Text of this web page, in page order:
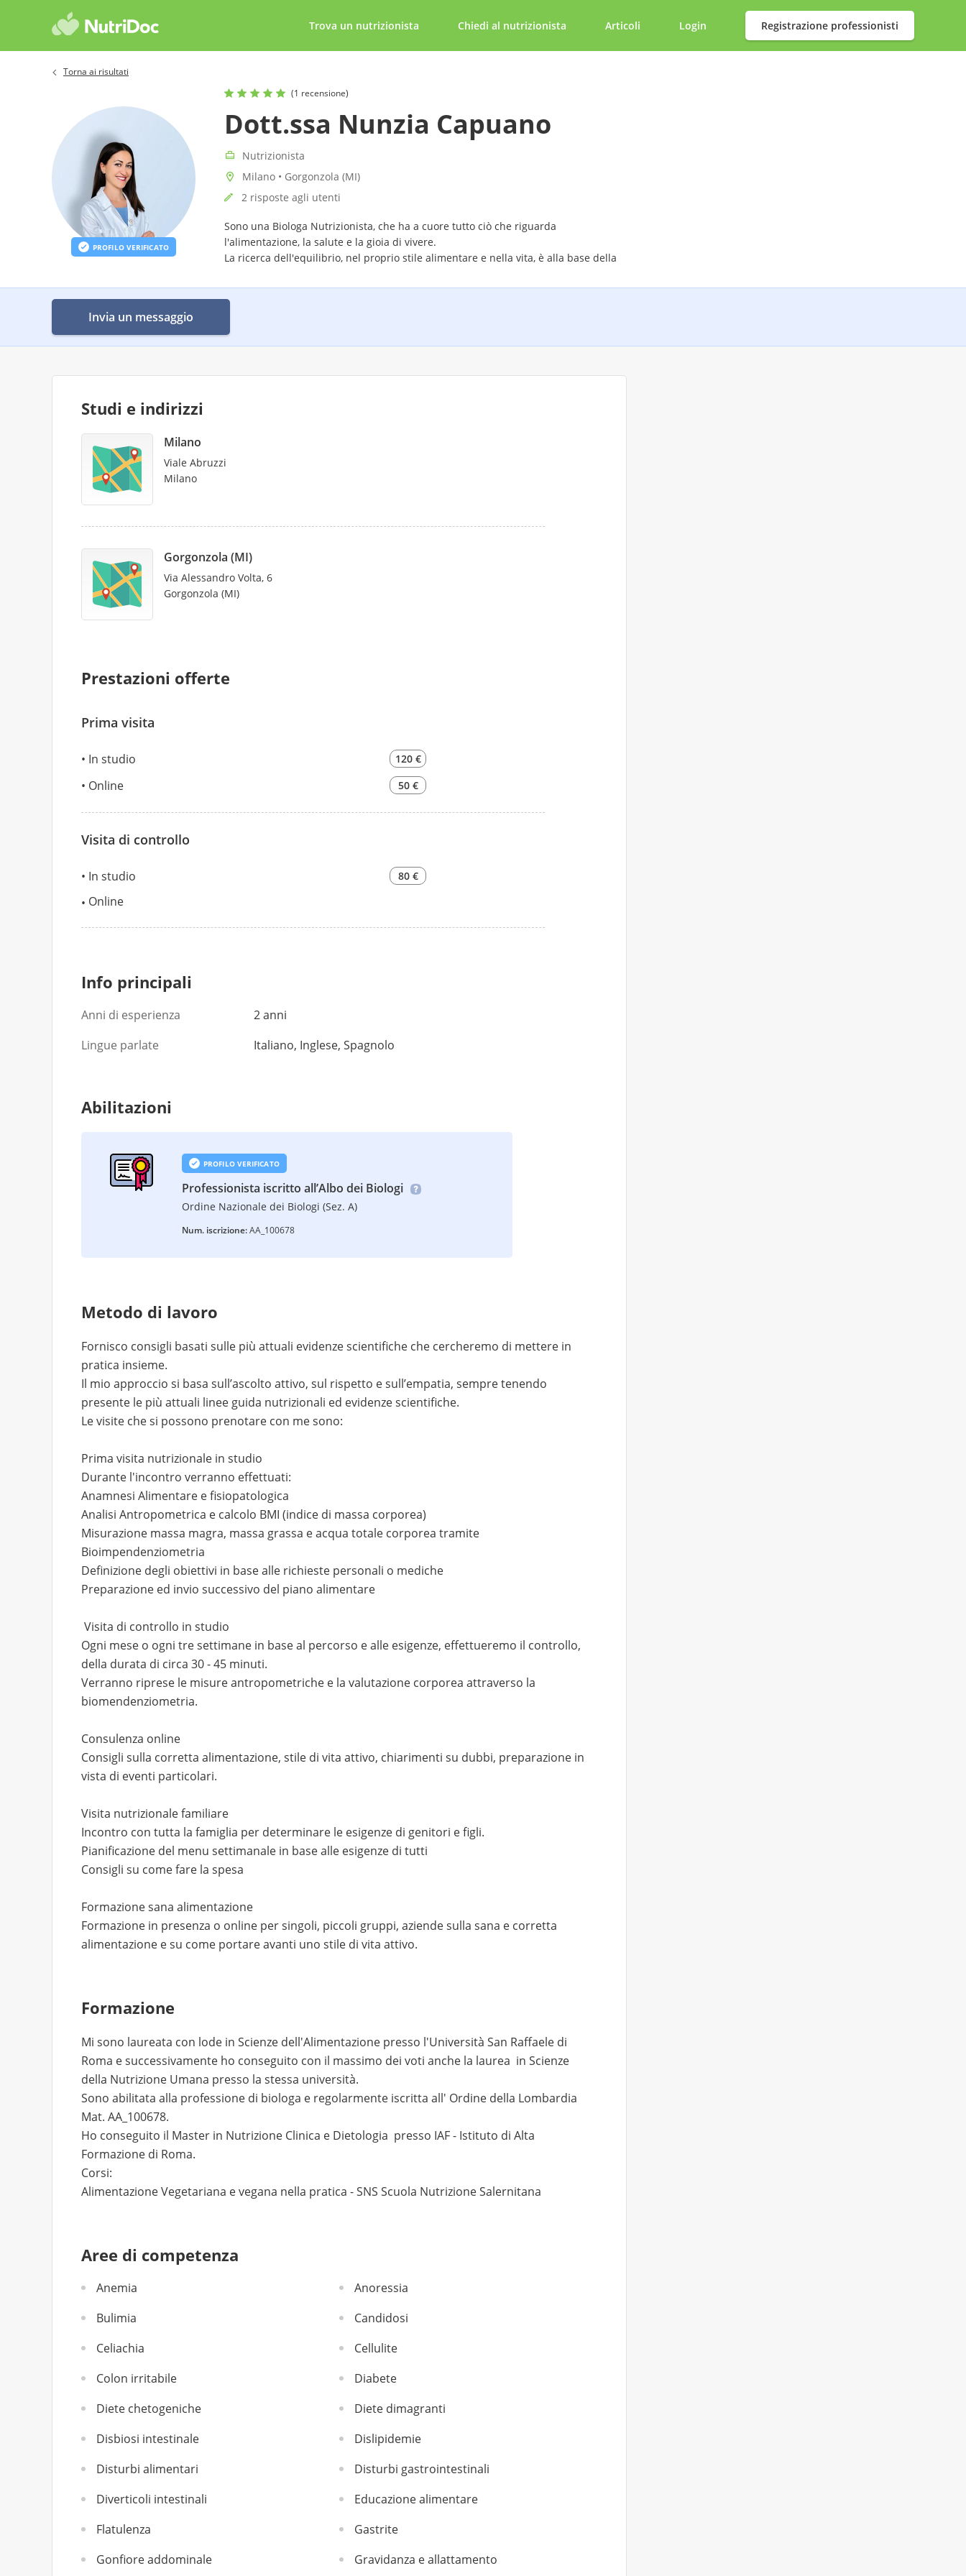
Trova un nutrizionista Chiedi al nutrizionista Articoli Login Registrazione professionisti
Torna ai risultati
PROFILO VERIFICATO
(1 recensione)
Dott.ssa Nunzia Capuano
Nutrizionista
Milano • Gorgonzola (MI)
2 risposte agli utenti
Sono una Biologa Nutrizionista, che ha a cuore tutto ciò che riguarda
l'alimentazione, la salute e la gioia di vivere.
La ricerca dell'equilibrio, nel proprio stile alimentare e nella vita, è alla base della
Invia un messaggio
Studi e indirizzi
Milano
Viale Abruzzi
Milano
Gorgonzola (MI)
Via Alessandro Volta, 6
Gorgonzola (MI)
Prestazioni offerte
Prima visita
In studio 120 €
Online 50 €
Visita di controllo
In studio 80 €
Online
Info principali
Anni di esperienza
2 anni
Lingue parlate
Italiano, Inglese, Spagnolo
Abilitazioni
PROFILO VERIFICATO
Professionista iscritto all’Albo dei Biologi
Ordine Nazionale dei Biologi (Sez. A)
Num. iscrizione:AA_100678
Metodo di lavoro
Fornisco consigli basati sulle più attuali evidenze scientifiche che cercheremo di mettere in
pratica insieme.
Il mio approccio si basa sull’ascolto attivo, sul rispetto e sull’empatia, sempre tenendo
presente le più attuali linee guida nutrizionali ed evidenze scientifiche.
Le visite che si possono prenotare con me sono:
Prima visita nutrizionale in studio
Durante l'incontro verranno effettuati:
Anamnesi Alimentare e fisiopatologica
Analisi Antropometrica e calcolo BMI (indice di massa corporea)
Misurazione massa magra, massa grassa e acqua totale corporea tramite
Bioimpendenziometria
Definizione degli obiettivi in base alle richieste personali o mediche
Preparazione ed invio successivo del piano alimentare
Visita di controllo in studio
Ogni mese o ogni tre settimane in base al percorso e alle esigenze, effettueremo il controllo,
della durata di circa 30 - 45 minuti.
Verranno riprese le misure antropometriche e la valutazione corporea attraverso la
biomendenziometria.
Consulenza online
Consigli sulla corretta alimentazione, stile di vita attivo, chiarimenti su dubbi, preparazione in
vista di eventi particolari.
Visita nutrizionale familiare
Incontro con tutta la famiglia per determinare le esigenze di genitori e figli.
Pianificazione del menu settimanale in base alle esigenze di tutti
Consigli su come fare la spesa
Formazione sana alimentazione
Formazione in presenza o online per singoli, piccoli gruppi, aziende sulla sana e corretta
alimentazione e su come portare avanti uno stile di vita attivo.
Formazione
Mi sono laureata con lode in Scienze dell'Alimentazione presso l'Università San Raffaele di
Roma e successivamente ho conseguito con il massimo dei voti anche la laurea in Scienze
della Nutrizione Umana presso la stessa università.
Sono abilitata alla professione di biologa e regolarmente iscritta all' Ordine della Lombardia
Mat. AA_100678.
Ho conseguito il Master in Nutrizione Clinica e Dietologia presso IAF - Istituto di Alta
Formazione di Roma.
Corsi:
Alimentazione Vegetariana e vegana nella pratica - SNS Scuola Nutrizione Salernitana
Aree di competenza
Anemia
Anoressia
Bulimia
Candidosi
Celiachia
Cellulite
Colon irritabile
Diabete
Diete chetogeniche
Diete dimagranti
Disbiosi intestinale
Dislipidemie
Disturbi alimentari
Disturbi gastrointestinali
Diverticoli intestinali
Educazione alimentare
Flatulenza
Gastrite
Gonfiore addominale
Gravidanza e allattamento